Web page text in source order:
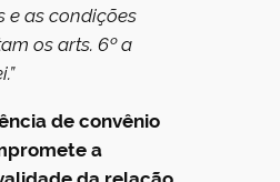
e as condições
os arts. 6º a
de convênio
a